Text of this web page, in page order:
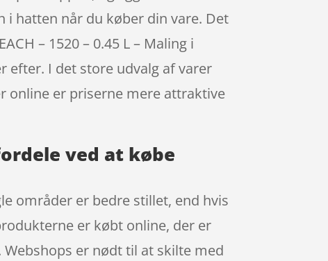
i hatten når du køber din vare. Det
– 1520 – 0.45 L – Maling i
efter. I det store udvalg af varer
online er priserne mere attraktive
fordele ved at købe
områder er bedre stillet, end hvis
er købt online, der er
er nødt til at skilte med